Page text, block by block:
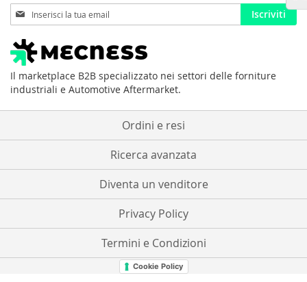
Iscriviti
alla
nostra
Newsletter:
Iscriviti
Il marketplace B2B specializzato nei settori delle forniture
industriali e Automotive Aftermarket.
Ordini e resi
Ricerca avanzata
Diventa un venditore
Privacy Policy
Termini e Condizioni
Cookie Policy